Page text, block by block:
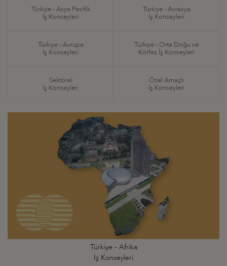
Türkiye - Asya Pasifik
İş Konseyleri
Türkiye - Avrasya
İş Konseyleri
Türkiye - Avrupa
İş Konseyleri
Türkiye - Orta Doğu ve
Körfez İş Konseyleri
Sektörel
İş Konseyleri
Özel Amaçlı
İş Konseyleri
Türkiye - Afrika
İş Konseyleri